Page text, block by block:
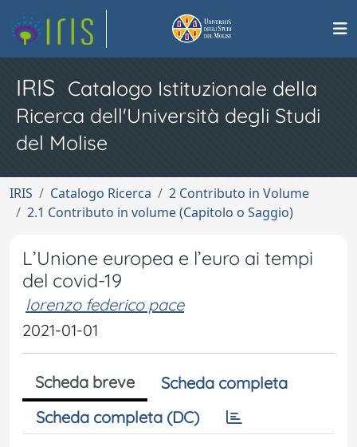
IRIS Catalogo Istituzionale della
Ricerca dell'Università degli Studi
del Molise
IRIS Catalogo Ricerca
2 Contributo in Volume
2.1 Contributo in volume (Capitolo o Saggio)
L’Unione europea e l’euro ai tempi
del covid-19
lorenzo federico pace
2021-01-01
Scheda breve
Scheda completa
Scheda completa (DC)